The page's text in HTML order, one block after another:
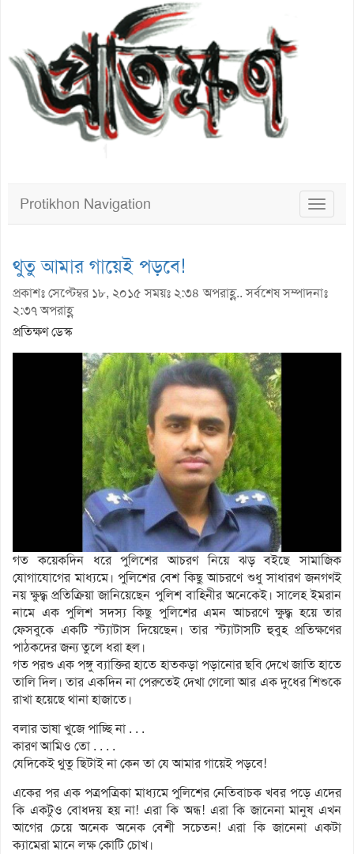
Toggle
Protikhon Navigation
থুতু আমার গায়েই পড়বে!
প্রকাশঃ সেপ্টেম্বর ১৮, ২০১৫ সময়ঃ ২:৩৪ অপরাহ্ণ.. সর্বশেষ সম্পাদনাঃ
২:৩৭ অপরাহ্ণ
প্রতিক্ষণ ডেস্ক
গত কয়েকদিন ধরে পুলিশের আচরণ নিয়ে ঝড় বইছে সামাজিক
যোগাযোগের মাধ্যমে। পুলিশের বেশ কিছু আচরণে শুধু সাধারণ জনগণই
নয় ক্ষুদ্ধ্ব প্রতিক্রিয়া জানিয়েছেন পুলিশ বাহিনীর অনেকেই। সালেহ ইমরান
নামে এক পুলিশ সদস্য কিছু পুলিশের এমন আচরণে ক্ষুদ্ধ্ব হয়ে তার
ফেসবুকে একটি স্ট্যাটাস দিয়েছেন। তার স্ট্যাটাসটি হুবুহ প্রতিক্ষণের
পাঠকদের জন্য তুলে ধরা হল।
গত পরশু এক পঙ্গু ব্যাক্তির হাতে হাতকড়া পড়ানোর ছবি দেখে জাতি হাতে
তালি দিল। তার একদিন না পেরুতেই দেখা গেলো আর এক দুধের শিশুকে
রাখা হয়েছে থানা হাজাতে।
বলার ভাষা খুজে পাচ্ছি না . . .
কারণ আমিও তো . . . .
যেদিকেই থুতু ছিটাই না কেন তা যে আমার গায়েই পড়বে!
একের পর এক পত্রপত্রিকা মাধ্যমে পুলিশের নেতিবাচক খবর পড়ে এদের
কি একটুও বোধদয় হয় না! এরা কি অন্ধ! এরা কি জানেনা মানুষ এখন
আগের চেয়ে অনেক অনেক বেশী সচেতন! এরা কি জানেনা একটা
ক্যামেরা মানে লক্ষ কোটি চোখ।